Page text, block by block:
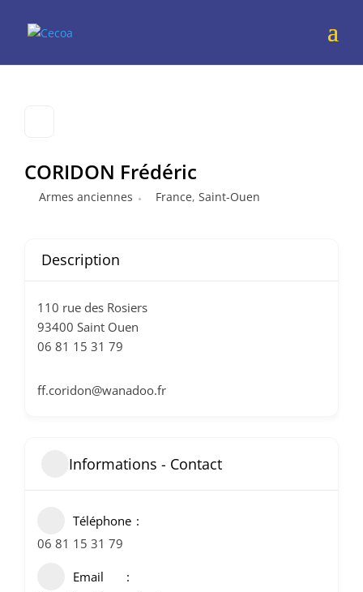
CORIDON Frédéric
Armes anciennes France, Saint-Ouen
Description
110 rue des Rosiers
93400 Saint Ouen
06 81 15 31 79
ff.coridon@wanadoo.fr
Informations - Contact
Téléphone
06 81 15 31 79
Email